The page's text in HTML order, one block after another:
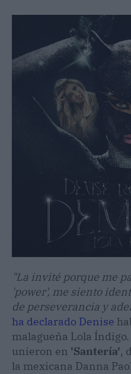
"La invité porque me
'power', me siento
de perseverancia y
ha declarado Denise
malagueña Lola
unieron en 'Santería',
la mexicana Danna